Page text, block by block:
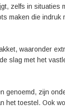
zelfs in situaties
maken die indruk
waaronder
slag met het
genoemd, zijn
het toestel. Ook